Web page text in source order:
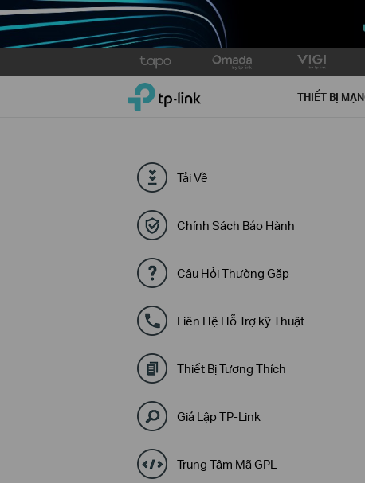
to
TP-Link, Reliably Smart THIẾT BỊ
Tải Về
Chính Sách Bảo Hành
Câu Hỏi Thường Gặp
Liên Hệ Hỗ Trợ kỹ Thuật
Thiết Bị Tương Thích
Giả Lập TP-Link
Trung Tâm Mã GPL